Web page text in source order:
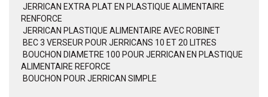
 JERRICAN EXTRA PLAT EN PLASTIQUE ALIMENTAIRE
RENFORCE
 JERRICAN PLASTIQUE ALIMENTAIRE AVEC ROBINET
 BEC 3 VERSEUR POUR JERRICANS 10 ET 20 LITRES
 BOUCHON DIAMETRE 100 POUR JERRICAN EN PLASTIQUE
ALIMENTAIRE REFORCE
 BOUCHON POUR JERRICAN SIMPLE